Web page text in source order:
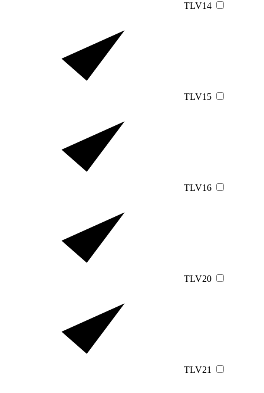
TLV14
TLV15
TLV16
TLV20
TLV21